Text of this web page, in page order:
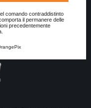
comando contraddistinto
il permanere delle
precedentemente